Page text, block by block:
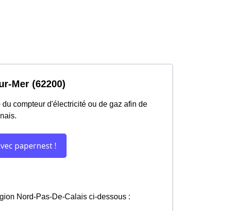
Mer (62200)
compteur d'électricité ou de gaz afin de
Nord-Pas-De-Calais ci-dessous :